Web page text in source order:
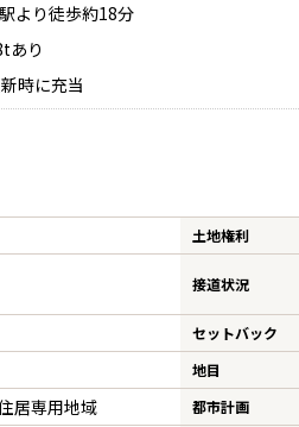
より徒歩約18分
あり
時に充当
土地権利
接道状況
セットバック
地目
居専用地域 都市計画